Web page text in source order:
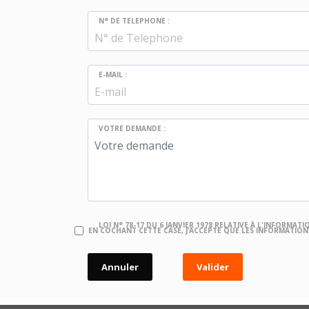
N° DE TELEPHONE :
E-MAIL :
VOTRE DEMANDE :
LOI N° 78-17 DU 6 JANVIER 1978 RELATIVE À
EN COCHANT CETTE CASE, J’ACCEPTE QUE LES
Annuler Valider